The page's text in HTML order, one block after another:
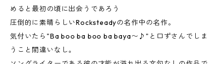
めると最初の頃に出会うであろう
圧倒的に素晴らしいRocksteadyの名作中の名作。
気付いたら"Ba boo ba boo ba baya〜♪"と口ずさんでしま
うこと間違いなし。